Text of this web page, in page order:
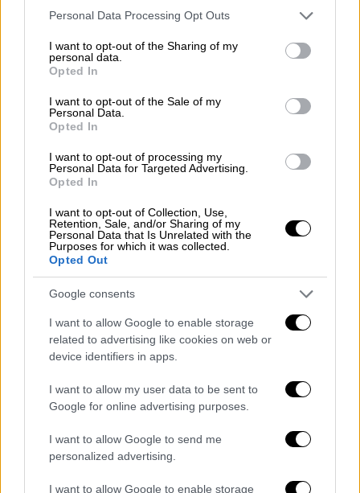
Please note that this website/app uses one or more Google
not limited to your visit or usage behaviour. You may click to
grant or deny consent to Google and its third-party tags to
use your data for below specified purposes in below Google
consent section.
Personal Data Processing Opt Outs
I want to opt-out of the Sharing of my
personal data.
Opted In
I want to opt-out of the Sale of my
Personal Data.
Opted In
I want to opt-out of processing my
Personal Data for Targeted Advertising.
Opted In
I want to opt-out of Collection, Use,
Retention, Sale, and/or Sharing of my
Personal Data that Is Unrelated with the
Purposes for which it was collected.
Opted Out
Google consents
I want to allow Google to enable storage
related to advertising like cookies on web or
device identifiers in apps.
I want to allow my user data to be sent to
Google for online advertising purposes.
I want to allow Google to send me
personalized advertising.
I want to allow Google to enable storage
Ο Ντομινίκ Τζούνιορ θυμάται πώς τους
κέρδισε όλους «επειδή συμπεριφερόταν σαν
τον διασκεδαστικό θείο».
Καθώς οι ζωές τους γίνονταν όλο και πιο
συνυφασμένες, ο Ντομινίκ και η Κόνι